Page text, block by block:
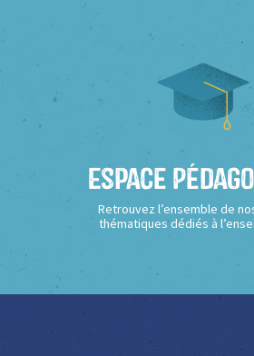
Espace
Retrouvez l’ensemble de
thématiques dédiés à